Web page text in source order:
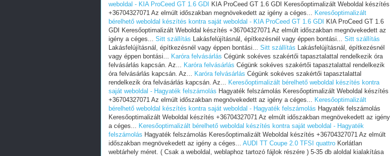
weboldal - KIA ProCeed GT 1.6 GDI
KIA ProCeed GT 1.6 GDI Keresőoptimalizált Weboldal készítés
+36704327071 Az elmúlt időszakban megnövekedett az igény a céges... Keresőoptimalizált
bérelhető weboldal készítés kontra saját weboldal - KIA ProCeed GT 1.6 GDI
KIA ProCeed GT 1.6
GDI Keresőoptimalizált Weboldal készítés +36704327071 Az elmúlt időszakban megnövekedett az
igény a céges... Sitt szállítás Lakásfelújításnál, építkezésnél vagy éppen bontási... Sitt szállítás
Lakásfelújításnál, építkezésnél vagy éppen bontási... Sitt szállítás Lakásfelújításnál, építkezésnél
vagy éppen bontási... Karóra felvásárlás Cégünk sokéves szakértői tapasztalattal rendelkezik óra
felvásárlás kapcsán. Az... Karóra felvásárlás Cégünk sokéves szakértői tapasztalattal rendelkezik
óra felvásárlás kapcsán. Az... Karóra felvásárlás Cégünk sokéves szakértői tapasztalattal
rendelkezik óra felvásárlás kapcsán. Az... Keresőoptimalizált bérelhető weboldal készítés kontra
saját weboldal - Hagyaték felszámolás Hagyaték felszámolás Keresőoptimalizált Weboldal készítés
+36704327071 Az elmúlt időszakban megnövekedett az igény a céges... Keresőoptimalizált
bérelhető weboldal készítés kontra saját weboldal - Hagyaték felszámolás Hagyaték felszámolás
Keresőoptimalizált Weboldal készítés +36704327071 Az elmúlt időszakban megnövekedett az igény
a céges... Keresőoptimalizált bérelhető weboldal készítés kontra saját weboldal - Hagyaték
felszámolás Hagyaték felszámolás Keresőoptimalizált Weboldal készítés +36704327071 Az elmúlt
időszakban megnövekedett az igény a céges... AUDI TT Coupe 2.0 TFSI quattro Korlátlan
webtárhely méret. ( Csak a weboldal, weblaphoz tartozó fájlok részére ) 5-35 db aloldal kialakítása